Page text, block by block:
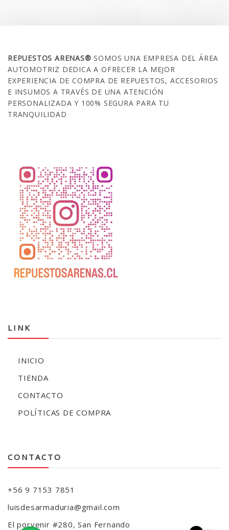
REPUESTOS ARENAS®SOMOS UNA EMPRESA DEL ÁREA
AUTOMOTRIZ DEDICA A OFRECER LA MEJOR
EXPERIENCIA DE COMPRA DE REPUESTOS, ACCESORIOS
E INSUMOS A TRAVÉS DE UNA ATENCIÓN
PERSONALIZADA Y 100% SEGURA PARA TU
TRANQUILIDAD
LINK
INICIO
TIENDA
CONTACTO
POLÍTICAS DE COMPRA
CONTACTO
+56 9 7153 7851
luisdesarmaduria@gmail.com
El porvenir #280, San Fernando